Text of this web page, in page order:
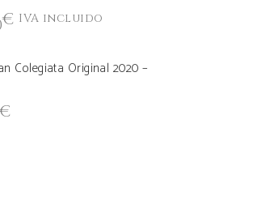
€ IVA incluido
Colegiata Original 2020–
€